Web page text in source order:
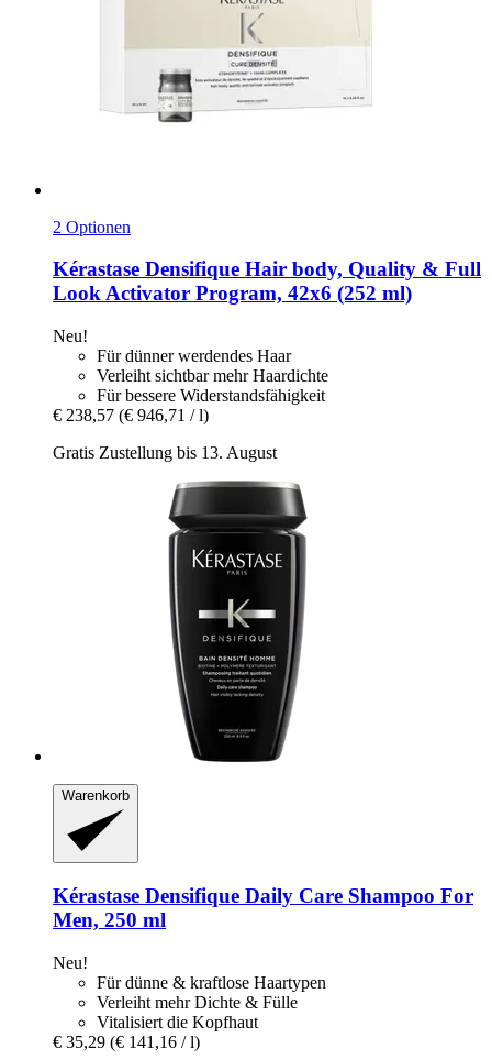
2 Optionen
Kérastase Densifique Hair body, Quality & Full
Look Activator Program, 42x6 (252 ml)
Neu!
Für dünner werdendes Haar
Verleiht sichtbar mehr Haardichte
Für bessere Widerstandsfähigkeit
€ 238,57 (€ 946,71 / l)
Gratis Zustellung bis 13. August
Warenkorb
Kérastase Densifique Daily Care Shampoo For
Men, 250 ml
Neu!
Für dünne & kraftlose Haartypen
Verleiht mehr Dichte & Fülle
Vitalisiert die Kopfhaut
€ 35,29 (€ 141,16 / l)